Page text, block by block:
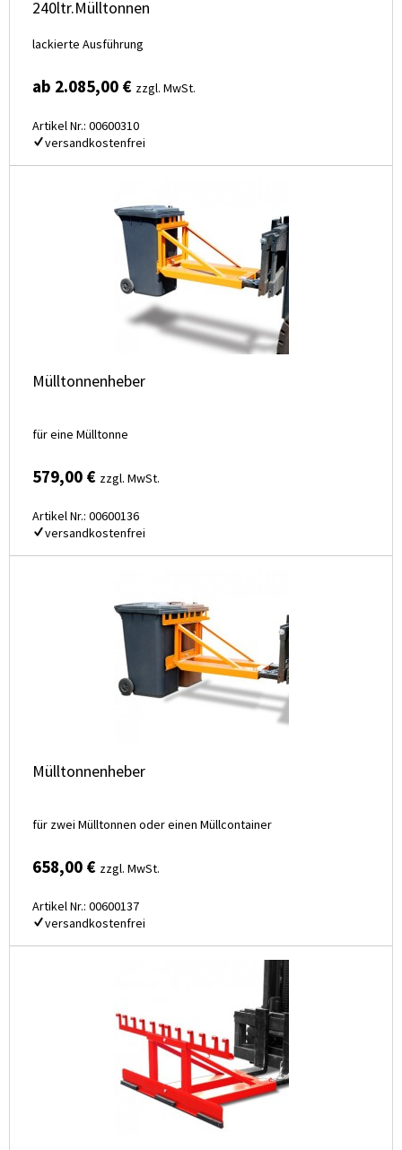
240ltr.Mülltonnen
lackierte Ausführung
ab 2.085,00 € zzgl. MwSt.
Artikel Nr.: 00600310
versandkostenfrei
Mülltonnenheber
für eine Mülltonne
579,00 € zzgl. MwSt.
Artikel Nr.: 00600136
versandkostenfrei
Mülltonnenheber
für zwei Mülltonnen oder einen Müllcontainer
658,00 € zzgl. MwSt.
Artikel Nr.: 00600137
versandkostenfrei